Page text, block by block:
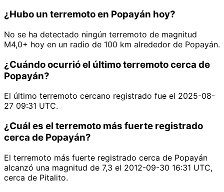
¿Hubo un terremoto en Popayán hoy?
No se ha detectado ningún terremoto de magnitud
M4,0+ hoy en un radio de 100 km alrededor de Popayán.
¿Cuándo ocurrió el último terremoto cerca de
Popayán?
El último terremoto cercano registrado fue el 2025-08-
27 09:31 UTC.
¿Cuál es el terremoto más fuerte registrado
cerca de Popayán?
El terremoto más fuerte registrado cerca de Popayán
alcanzó una magnitud de 7,3 el 2012-09-30 16:31 UTC,
cerca de Pitalito.